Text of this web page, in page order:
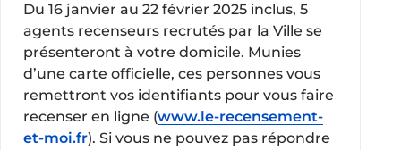
Du 16 janvier au 22 février 2025 inclus, 5
agents recenseurs recrutés par la Ville se
présenteront à votre domicile. Munies
d’une carte officielle, ces personnes vous
remettront vos identifiants pour vous faire
recenser en ligne (www.le-recensement-
et-moi.fr). Si vous ne pouvez pas répondre